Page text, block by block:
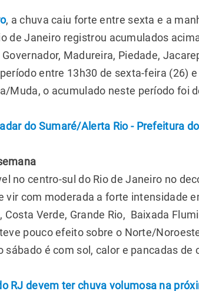
, a chuva caiu forte entre sexta e a
de Janeiro registrou acumulados
Madureira, Piedade,
entre 13h30 de sexta-feira (26)
Muda, o acumulado neste período foi
do Sumaré/Alerta Rio - Prefeitura
no centro-sul do Rio de Janeiro no
vir com moderada a forte intensidade
Verde, Grande Rio, Baixada
pouco efeito sobre o Norte/
sábado é com sol, calor e pancadas de
RJ devem ter chuva volumosa na